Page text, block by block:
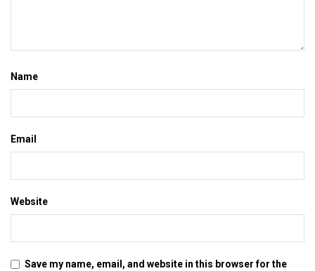
Name
Email
Website
Save my name, email, and website in this browser for the